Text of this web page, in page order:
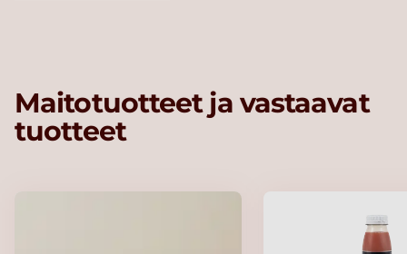
Maitotuotteet ja vastaavat
tuotteet